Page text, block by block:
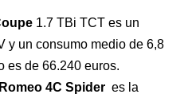
1.7 TBi TCT es un
y un consumo medio de 6,8
es de 66.240 euros.
4C Spider es la